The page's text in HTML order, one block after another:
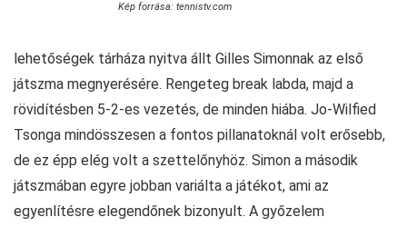
Kép forrása: tennistv.com
lehetőségek tárháza nyitva állt Gilles Simonnak az első
játszma megnyerésére. Rengeteg break labda, majd a
rövidítésben 5-2-es vezetés, de minden hiába. Jo-Wilfied
Tsonga mindösszesen a fontos pillanatoknál volt erősebb,
de ez épp elég volt a szettelőnyhöz. Simon a második
játszmában egyre jobban variálta a játékot, ami az
egyenlítésre elegendőnek bizonyult. A győzelem